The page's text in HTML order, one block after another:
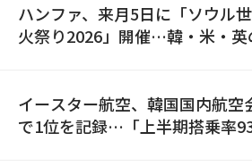
ハンファ、来月5日に「ソウル
火祭り2026」開催…韓・米・英
イースター航空、韓国国内航空
で1位を記録…「上半期搭乗率